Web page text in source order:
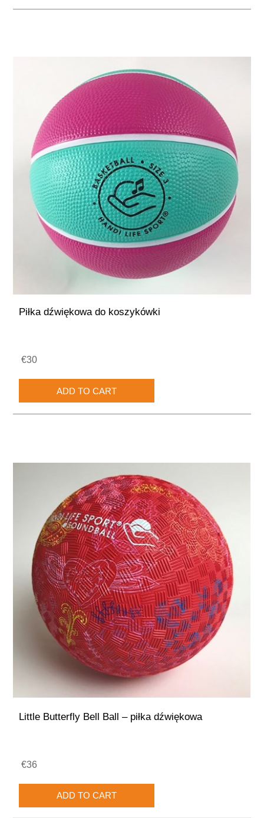
Piłka dźwiękowa do koszykówki
€30
Little Butterfly Bell Ball – piłka dźwiękowa
€36